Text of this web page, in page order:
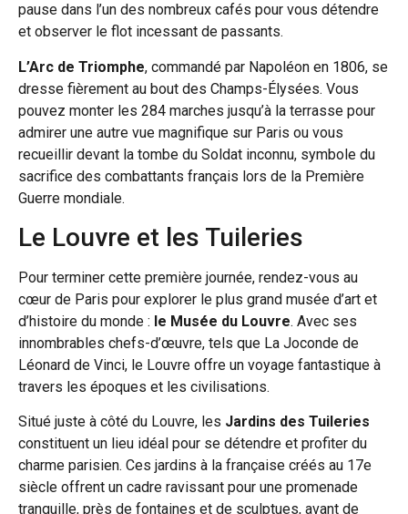
pause dans l’un des nombreux cafés pour vous détendre
et observer le flot incessant de passants.
L’Arc de Triomphe, commandé par Napoléon en 1806, se
dresse fièrement au bout des Champs-Élysées. Vous
pouvez monter les 284 marches jusqu’à la terrasse pour
admirer une autre vue magnifique sur Paris ou vous
recueillir devant la tombe du Soldat inconnu, symbole du
sacrifice des combattants français lors de la Première
Guerre mondiale.
Le Louvre et les Tuileries
Pour terminer cette première journée, rendez-vous au
cœur de Paris pour explorer le plus grand musée d’art et
d’histoire du monde : le Musée du Louvre. Avec ses
innombrables chefs-d’œuvre, tels que La Joconde de
Léonard de Vinci, le Louvre offre un voyage fantastique à
travers les époques et les civilisations.
Situé juste à côté du Louvre, les Jardins des Tuileries
constituent un lieu idéal pour se détendre et profiter du
charme parisien. Ces jardins à la française créés au 17e
siècle offrent un cadre ravissant pour une promenade
tranquille, près de fontaines et de sculptues, avant de